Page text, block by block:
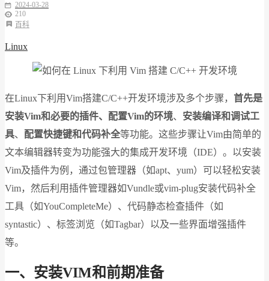
2024-03-28
210
百科
Linux
在Linux下利用Vim搭建C/C++开发环境涉及多个步骤， 首先是
安装Vim和必要的插件、配置Vim的环境、 安装编译和调试工
具、 配置快捷键和代码补全等功能。这些步骤让Vim由简单的
文本编辑器转变为功能强大的集成开发环境（IDE）。以安装
Vim及插件为例，通过包管理器（如apt、yum）可以轻松安装
Vim，然后利用插件管理器如Vundle或vim-plug安装代码补全
工具（如YouCompleteMe）、代码静态检查插件（如
syntastic）、标签浏览（如Tagbar）以及一些界面增强插件
等。
一、安装VIM和前期准备